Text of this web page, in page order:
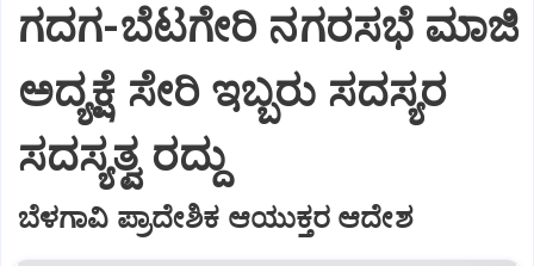
ಗದಗ-ಬೆಟಗೇರಿ ನಗರಸಭೆ ಮಾಜಿ
ಅದ್ಯಕ್ಷೆ ಸೇರಿ ಇಬ್ಬರು ಸದಸ್ಯರ
ಸದಸ್ಯತ್ವ ರದ್ದು
ಬೆಳಗಾವಿ ಪ್ರಾದೇಶಿಕ ಆಯುಕ್ತರ ಆದೇಶ